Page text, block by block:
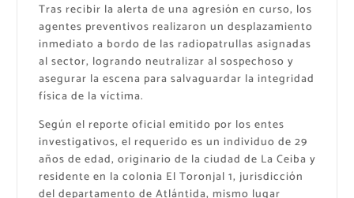
Tras recibir la alerta de una agresión en curso, los
agentes preventivos realizaron un desplazamiento
inmediato a bordo de las radiopatrullas asignadas
al sector, logrando neutralizar al sospechoso y
asegurar la escena para salvaguardar la integridad
física de la víctima.
Según el reporte oficial emitido por los entes
investigativos, el requerido es un individuo de 29
años de edad, originario de la ciudad de La Ceiba y
residente en la colonia El Toronjal 1, jurisdicción